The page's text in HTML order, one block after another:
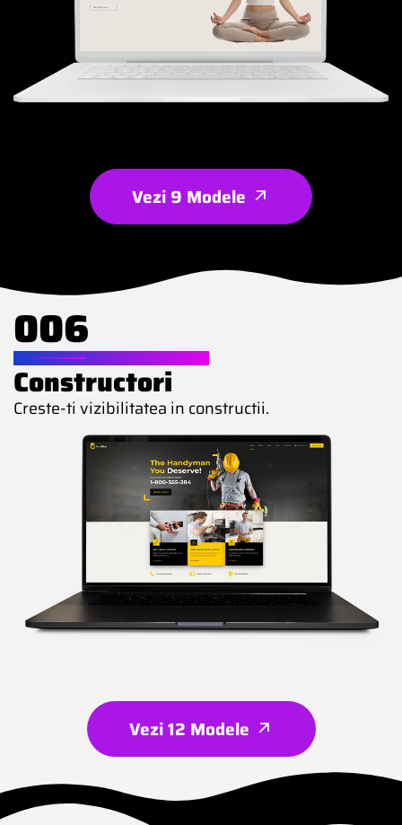
Vezi 9 Modele
006WEBSITE PENTRU
Constructori
Creste-ti vizibilitatea in constructii.
Vezi 12 Modele